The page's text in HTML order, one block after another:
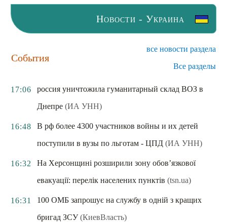
Новости - Украина
События
все новости раздела
Все разделы
17:06
россия уничтожила гуманитарный склад ВОЗ в
Днепре (ИА УНН)
16:48
В рф более 4300 участников войны и их детей
поступили в вузы по льготам - ЦПД (ИА УНН)
16:32
На Херсонщині розширили зону обов’язкової
евакуації: перелік населених пунктів (tsn.ua)
16:31
100 ОМБ запрошує на службу в одній з кращих
бригад ЗСУ (КиевВласть)